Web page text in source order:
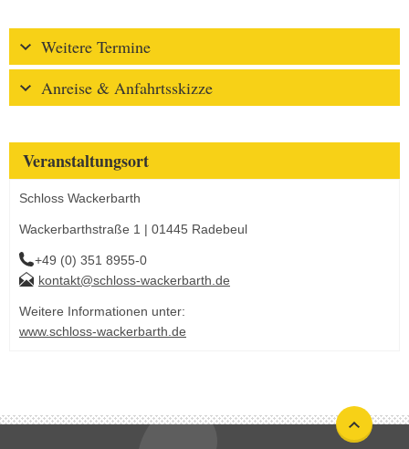
Weitere Termine
Anreise & Anfahrtsskizze
Veranstaltungsort
Schloss Wackerbarth
Wackerbarthstraße 1 | 01445 Radebeul
+49 (0) 351 8955-0
kontakt@schloss-wackerbarth.de
Weitere Informationen unter:
www.schloss-wackerbarth.de